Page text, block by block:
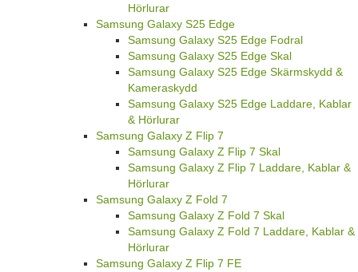
Hörlurar
Samsung Galaxy S25 Edge
Samsung Galaxy S25 Edge Fodral
Samsung Galaxy S25 Edge Skal
Samsung Galaxy S25 Edge Skärmskydd &
Kameraskydd
Samsung Galaxy S25 Edge Laddare, Kablar
& Hörlurar
Samsung Galaxy Z Flip 7
Samsung Galaxy Z Flip 7 Skal
Samsung Galaxy Z Flip 7 Laddare, Kablar &
Hörlurar
Samsung Galaxy Z Fold 7
Samsung Galaxy Z Fold 7 Skal
Samsung Galaxy Z Fold 7 Laddare, Kablar &
Hörlurar
Samsung Galaxy Z Flip 7 FE